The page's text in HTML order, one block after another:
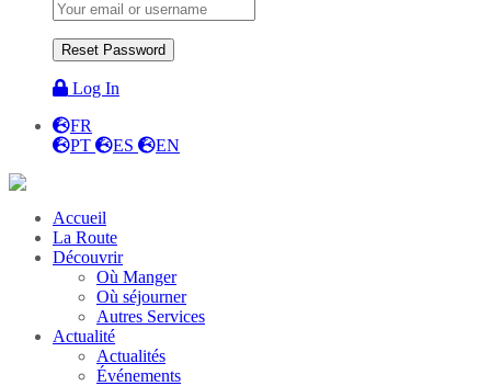
Log In
FR
PT
ES EN
Accueil
La Route
Découvrir
Où Manger
Où séjourner
Autres Services
Actualité
Actualités
Événements